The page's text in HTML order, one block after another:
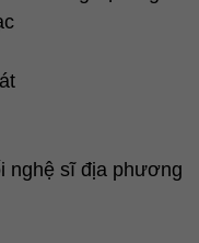
nghệ sĩ địa phương